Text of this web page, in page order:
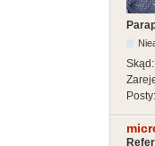
Skąd:
Posty: